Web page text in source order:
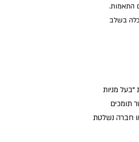
התאמות.
בשלב
"בעל מניות
תומכים
ו/או חברה נשלטת